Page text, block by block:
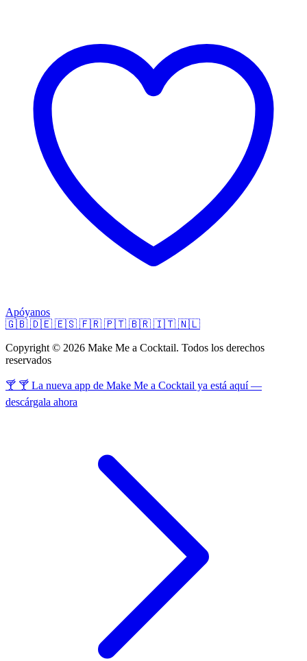
Apóyanos
🇬🇧 🇩🇪 🇪🇸 🇫🇷 🇵🇹 🇧🇷 🇮🇹 🇳🇱
Copyright © 2026 Make Me a Cocktail. Todos los derechos
reservados
🍸 🍸 La nueva app de Make Me a Cocktail ya está aquí —
descárgala ahora